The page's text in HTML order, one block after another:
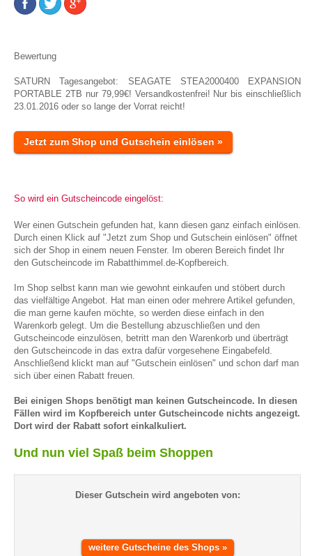
Bewertung
SATURN Tagesangebot: SEAGATE STEA2000400 EXPANSION
PORTABLE 2TB nur 79,99€! Versandkostenfrei! Nur bis einschließlich
23.01.2016 oder so lange der Vorrat reicht!
Jetzt zum Shop und Gutschein einlösen »
So wird ein Gutscheincode eingelöst:
Wer einen Gutschein gefunden hat, kann diesen ganz einfach einlösen.
Durch einen Klick auf "Jetzt zum Shop und Gutschein einlösen" öffnet
sich der Shop in einem neuen Fenster. Im oberen Bereich findet Ihr
den Gutscheincode im Rabatthimmel.de-Kopfbereich.
Im Shop selbst kann man wie gewohnt einkaufen und stöbert durch
das vielfältige Angebot. Hat man einen oder mehrere Artikel gefunden,
die man gerne kaufen möchte, so werden diese einfach in den
Warenkorb gelegt. Um die Bestellung abzuschließen und den
Gutscheincode einzulösen, betritt man den Warenkorb und überträgt
den Gutscheincode in das extra dafür vorgesehene Eingabefeld.
Anschließend klickt man auf "Gutschein einlösen" und schon darf man
sich über einen Rabatt freuen.
Bei einigen Shops benötigt man keinen Gutscheincode. In diesen
Fällen wird im Kopfbereich unter Gutscheincode nichts angezeigt.
Dort wird der Rabatt sofort einkalkuliert.
Und nun viel Spaß beim Shoppen
Dieser Gutschein wird angeboten von:
weitere Gutscheine des Shops »